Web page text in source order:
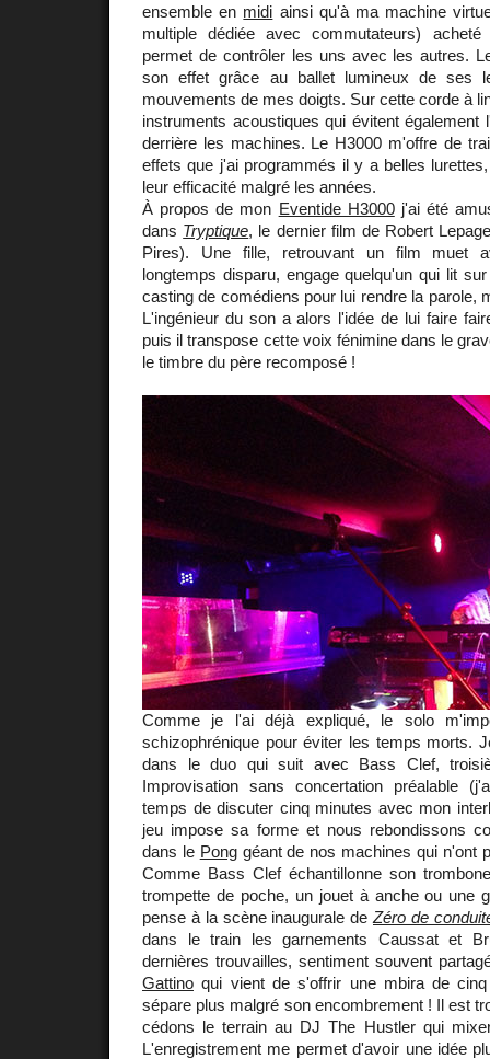
ensemble en midi ainsi qu'à ma machine
multiple dédiée avec commutateurs)
permet de contrôler les uns avec les autres.
son effet grâce au ballet lumineux de ses
mouvements de mes doigts. Sur cette corde à
instruments acoustiques qui évitent également
derrière les machines. Le H3000 m'offre de
effets que j'ai programmés il y a belles
leur efficacité malgré les années.
À propos de mon Eventide H3000j'ai été
dans Tryptique, le dernier film de Robert
Pires). Une fille, retrouvant un film muet
longtemps disparu, engage quelqu'un qui lit
casting de comédiens pour lui rendre la parole,
L'ingénieur du son a alors l'idée de lui faire
puis il transpose cette voix fénimine dans le
le timbre du père recomposé !
Comme je l'ai déjà expliqué, le solo
schizophrénique pour éviter les temps morts.
dans le duo qui suit avec Bass Clef,
Improvisation sans concertation préalable
temps de discuter cinq minutes avec mon
jeu impose sa forme et nous rebondissons
dans le Ponggéant de nos machines qui n'ont
Comme Bass Clef échantillonne son
trompette de poche, un jouet à anche ou une
pense à la scène inaugurale de Zéro de
dans le train les garnements Caussat et
dernières trouvailles, sentiment souvent
Gattino qui vient de s'offrir une mbira de
sépare plus malgré son encombrement ! Il est
cédons le terrain au DJ The Hustler qui
L'enregistrement me permet d'avoir une idée